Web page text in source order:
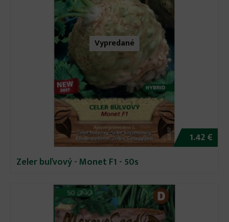
1.42 €
Vypredané
Zeler buľvový - Monet F1 - 50s